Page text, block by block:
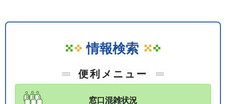
情報検索
便利メニュー
窓口混雑状況